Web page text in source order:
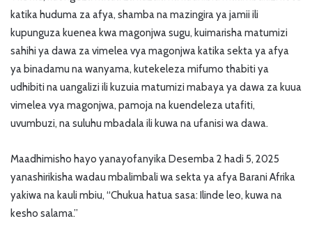
katika huduma za afya, shamba na mazingira ya jamii ili
kupunguza kuenea kwa magonjwa sugu, kuimarisha matumizi
sahihi ya dawa za vimelea vya magonjwa katika sekta ya afya
ya binadamu na wanyama, kutekeleza mifumo thabiti ya
udhibiti na uangalizi ili kuzuia matumizi mabaya ya dawa za kuua
vimelea vya magonjwa, pamoja na kuendeleza utafiti,
uvumbuzi, na suluhu mbadala ili kuwa na ufanisi wa dawa.
Maadhimisho hayo yanayofanyika Desemba 2 hadi 5, 2025
yanashirikisha wadau mbalimbali wa sekta ya afya Barani Afrika
yakiwa na kauli mbiu, “Chukua hatua sasa: Ilinde leo, kuwa na
kesho salama.”